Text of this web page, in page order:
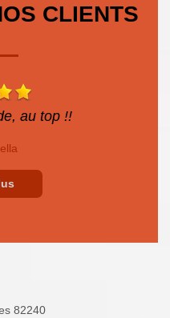
CLIENTS
au top !!
82240